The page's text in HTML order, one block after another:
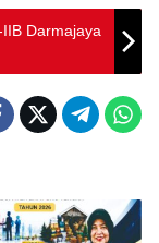
Darmajaya